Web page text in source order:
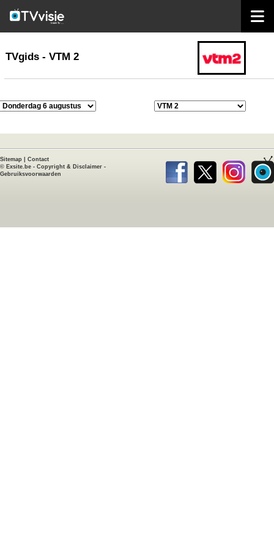
TVgids
TVgids - VTM 2
Sitemap
Contact
© Exsite.be - Copyright & Disclaimer -
Gebruiksvoorwaarden